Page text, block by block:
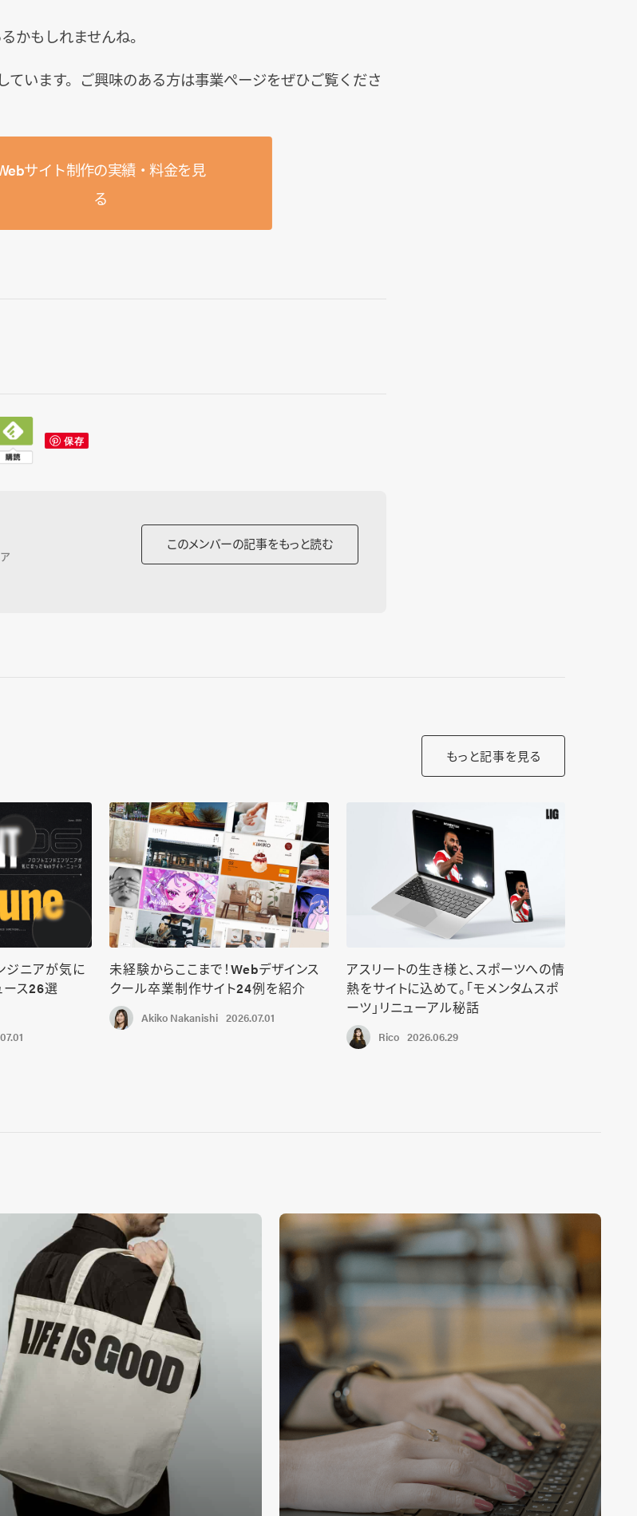
かもしれませんね。
ています。ご興味のある方は事業ぺージをぜひご覧くださ
サイト制作の実績・料金を見
る
このメンバーの記事をもっと読む
もっと記事を見る
ジニアが気に
ース26選
未経験からここまで！Webデザインス
クール卒業制作サイト24例を紹介
Akiko Nakanishi 2026.07.01
アスリートの生き様と、スポーツへの情
熱をサイトに込めて。「モメンタムスポ
ーツ」リニューアル秘話
Rico 2026.06.29